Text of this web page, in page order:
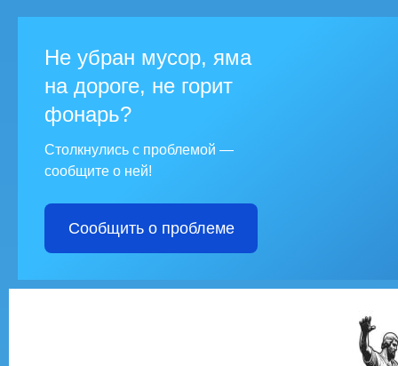
Не убран мусор, яма
на дороге, не горит
фонарь?
Столкнулись с проблемой —
сообщите о ней!
Сообщить о проблеме